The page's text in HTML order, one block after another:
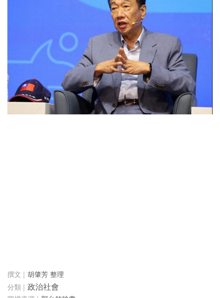
胡肇芳 整理
政治社會